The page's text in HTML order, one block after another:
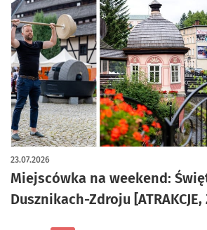
Miejscówka na weekend:
Dusznikach-Zdroju [ATRAKCJE,
23.07.2026
artykuł z galerią zdjęć